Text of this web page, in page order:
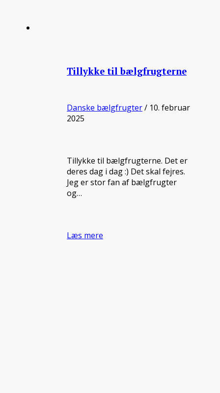
Tillykke til bælgfrugterne
Danske bælgfrugter/ 10. februar
2025
Tillykke til bælgfrugterne. Det er
deres dag i dag :) Det skal fejres.
Jeg er stor fan af bælgfrugter
og…
Læs mere